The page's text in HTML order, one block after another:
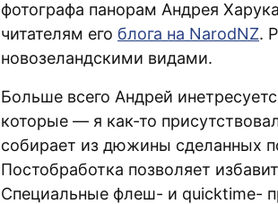
фотографа панорам Андрея
читателям его блога на NarodNZ.
новозеландскими видами.
Больше всего Андрей
которые — я как-то
собирает из дюжины сделанных
Постобработка позволяет
Специальные флеш- и quicktime-